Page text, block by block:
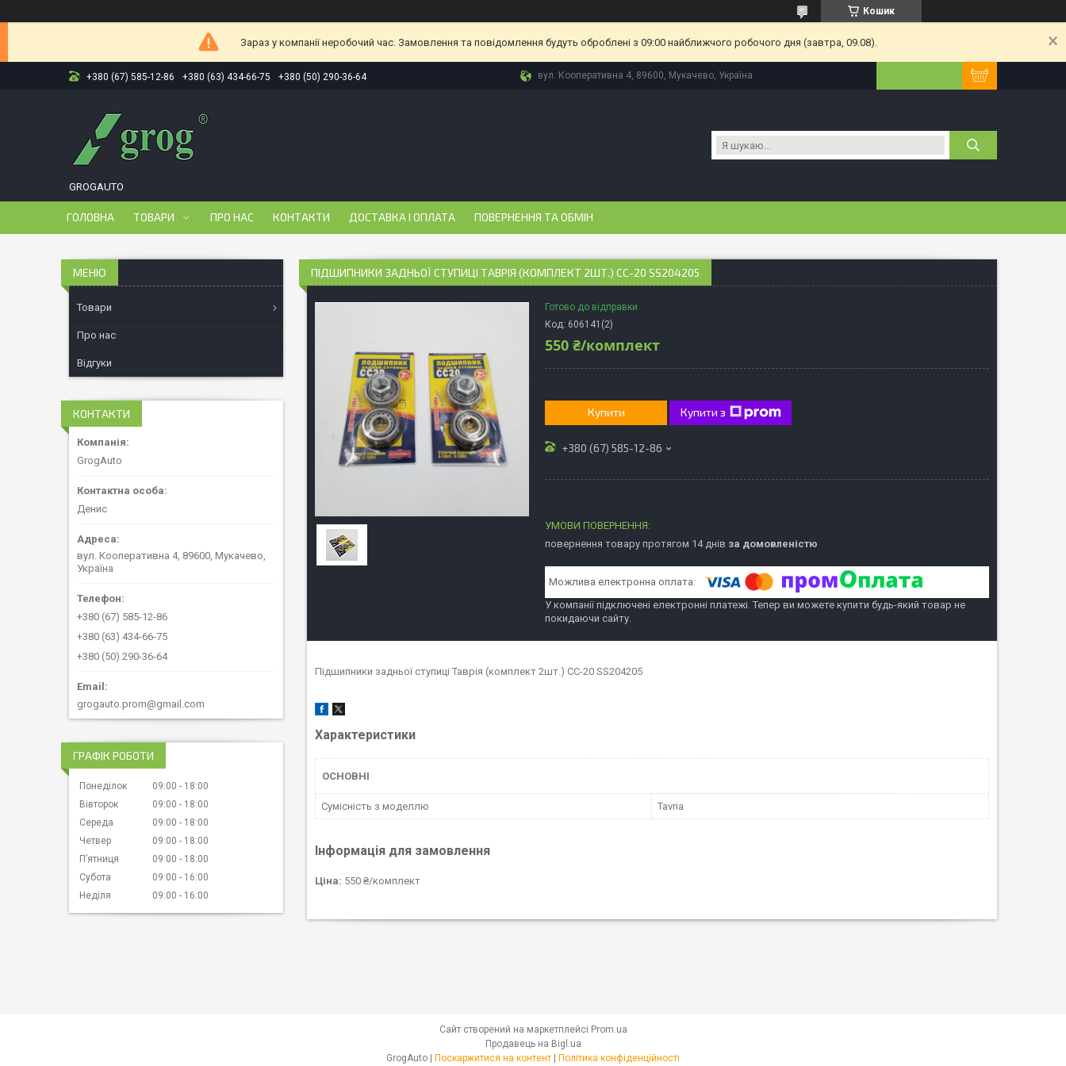
Кошик
Зараз у компанії неробочий час. Замовлення та повідомлення будуть оброблені з 09:00 найближчого робочого дня (завтра, 09.08).
+380 (67) 585-12-86 +380 (63) 434-66-75 +380 (50) 290-36-64 вул. Кооперативна 4, 89600, Мукачево, Україна
GROGAUTO
ГОЛОВНА ТОВАРИ ПРО НАС КОНТАКТИ ДОСТАВКА І ОПЛАТА ПОВЕРНЕННЯ ТА ОБМІН
ПІДШИПНИКИ ЗАДНЬОЇ СТУПИЦІ ТАВРІЯ (КОМПЛЕКТ 2ШТ.) СС-20 SS204205
Готово до відправки
Код: 606141(2)
550 ₴/комплект
Купити Купити з
+380 (67) 585-12-86
повернення товару протягом 14 днів за домовленістю
У компанії підключені електронні платежі. Тепер ви можете купити будь-який товар не
покидаючи сайту.
Підшипники задньої ступиці Таврія (комплект 2шт.) СС-20 SS204205
Характеристики
ОСНОВНІ
Сумісність з моделлю Tavria
Інформація для замовлення
Ціна: 550 ₴/комплект
Товари
Про нас
Відгуки
КОНТАКТИ
GrogAuto
Денис
вул. Кооперативна 4, 89600, Мукачево,
Україна
+380 (67) 585-12-86
+380 (63) 434-66-75
+380 (50) 290-36-64
grogauto.prom@gmail.com
ГРАФІК РОБОТИ
Понеділок 09:00
18:00
Вівторок
09:00
18:00
Середа
09:00
18:00
Четвер
09:00
18:00
Пʼятниця
09:00
18:00
Субота
09:00
16:00
Неділя
09:00 16:00
Сайт створений на маркетплейсі Prom.ua
Продавець на Bigl.ua
GrogAuto | Поскаржитися на контент | Політика конфіденційності